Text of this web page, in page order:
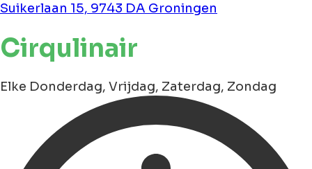
Suikerlaan 15, 9743 DA Groningen
Cirqulinair
Elke Donderdag, Vrijdag, Zaterdag, Zondag